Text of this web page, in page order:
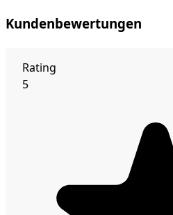
Kundenbewertungen
Rating
5